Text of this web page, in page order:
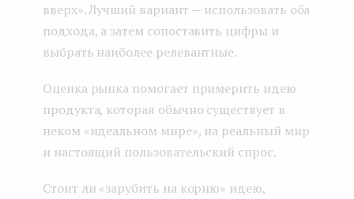
вверх». Лучший вариант — использовать оба
подхода, а затем сопоставить цифры и
выбрать наиболее релевантные.
Оценка рынка помогает примерить идею
продукта, которая обычно существует в
неком «идеальном мире», на реальный мир
и настоящий пользовательский спрос.
Стоит ли «зарубить на корню» идею,